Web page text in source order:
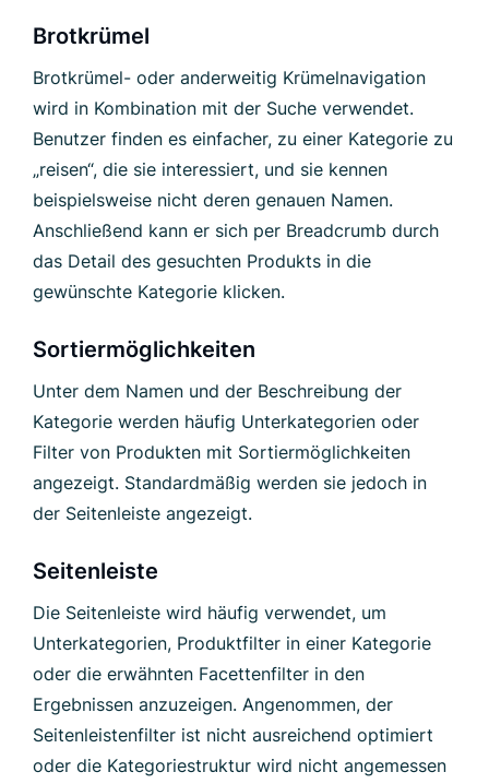
Brotkrümel
Brotkrümel- oder anderweitig Krümelnavigation
wird in Kombination mit der Suche verwendet.
Benutzer finden es einfacher, zu einer Kategorie zu
„reisen“, die sie interessiert, und sie kennen
beispielsweise nicht deren genauen Namen.
Anschließend kann er sich per Breadcrumb durch
das Detail des gesuchten Produkts in die
gewünschte Kategorie klicken.
Sortiermöglichkeiten
Unter dem Namen und der Beschreibung der
Kategorie werden häufig Unterkategorien oder
Filter von Produkten mit Sortiermöglichkeiten
angezeigt. Standardmäßig werden sie jedoch in
der Seitenleiste angezeigt.
Seitenleiste
Die Seitenleiste wird häufig verwendet, um
Unterkategorien, Produktfilter in einer Kategorie
oder die erwähnten Facettenfilter in den
Ergebnissen anzuzeigen. Angenommen, der
Seitenleistenfilter ist nicht ausreichend optimiert
oder die Kategoriestruktur wird nicht angemessen